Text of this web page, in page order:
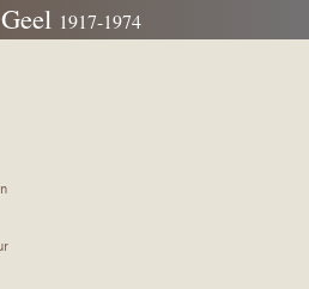
1917-1974